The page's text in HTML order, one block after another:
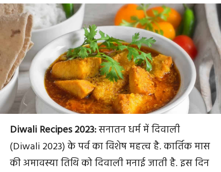
Diwali Recipes 2023:सनातन धर्म में दिवाली
(Diwali 2023) के पर्व का विशेष महत्व है. कार्तिक मास
की अमावस्या तिथि को दिवाली मनाई जाती है. इस दिन